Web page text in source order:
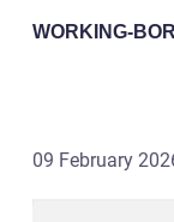
WORKING-
09 February